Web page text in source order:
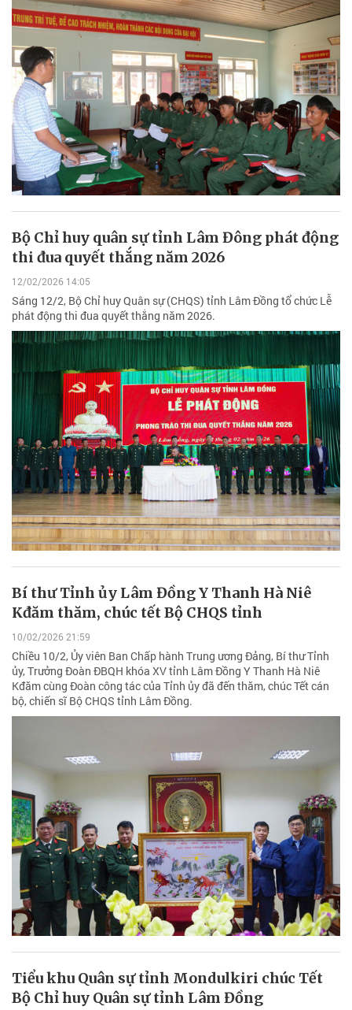
Bộ Chỉ huy quân sự tỉnh Lâm Đông phát động
thi đua quyết thắng năm 2026
12/02/2026 14:05
Sáng 12/2, Bộ Chỉ huy Quân sự (CHQS) tỉnh Lâm Đồng tổ chức Lễ
phát động thi đua quyết thắng năm 2026.
Bí thư Tỉnh ủy Lâm Đồng Y Thanh Hà Niê
Kđăm thăm, chúc tết Bộ CHQS tỉnh
10/02/2026 21:59
Chiều 10/2, Ủy viên Ban Chấp hành Trung ương Đảng, Bí thư Tỉnh
ủy, Trưởng Đoàn ĐBQH khóa XV tỉnh Lâm Đồng Y Thanh Hà Niê
Kđăm cùng Đoàn công tác của Tỉnh ủy đã đến thăm, chúc Tết cán
bộ, chiến sĩ Bộ CHQS tỉnh Lâm Đồng.
Tiểu khu Quân sự tỉnh Mondulkiri chúc Tết
Bộ Chỉ huy Quân sự tỉnh Lâm Đồng